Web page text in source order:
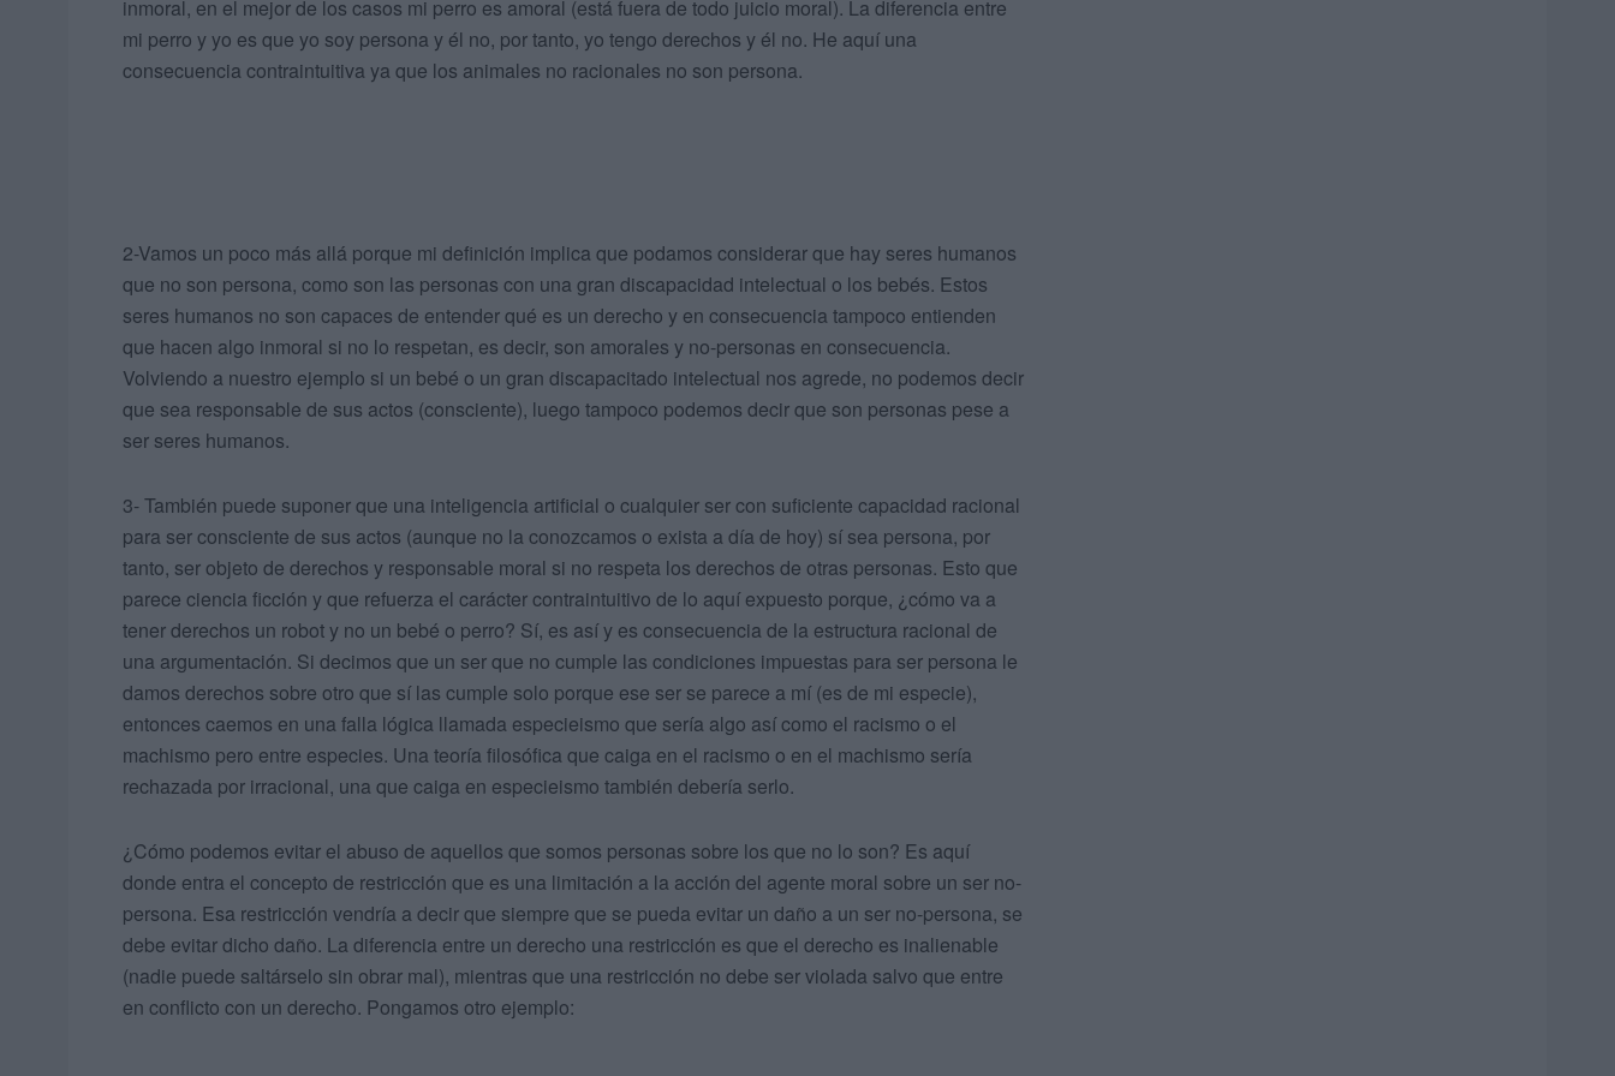
inmoral, en el mejor de los casos mi perro es amoral (está fuera de todo juicio moral). La diferencia entre
mi perro y yo es que yo soy persona y él no, por tanto, yo tengo derechos y él no. He aquí una
consecuencia contraintuitiva ya que los animales no racionales no son persona.
2-Vamos un poco más allá porque mi definición implica que podamos considerar que hay seres humanos
que no son persona, como son las personas con una gran discapacidad intelectual o los bebés. Estos
seres humanos no son capaces de entender qué es un derecho y en consecuencia tampoco entienden
que hacen algo inmoral si no lo respetan, es decir, son amorales y no-personas en consecuencia.
Volviendo a nuestro ejemplo si un bebé o un gran discapacitado intelectual nos agrede, no podemos decir
que sea responsable de sus actos (consciente), luego tampoco podemos decir que son personas pese a
ser seres humanos.
3- También puede suponer que una inteligencia artificial o cualquier ser con suficiente capacidad racional
para ser consciente de sus actos (aunque no la conozcamos o exista a día de hoy) sí sea persona, por
tanto, ser objeto de derechos y responsable moral si no respeta los derechos de otras personas. Esto que
parece ciencia ficción y que refuerza el carácter contraintuitivo de lo aquí expuesto porque, ¿cómo va a
tener derechos un robot y no un bebé o perro? Sí, es así y es consecuencia de la estructura racional de
una argumentación. Si decimos que un ser que no cumple las condiciones impuestas para ser persona le
damos derechos sobre otro que sí las cumple solo porque ese ser se parece a mí (es de mi especie),
entonces caemos en una falla lógica llamada especieismo que sería algo así como el racismo o el
machismo pero entre especies. Una teoría filosófica que caiga en el racismo o en el machismo sería
rechazada por irracional, una que caiga en especieismo también debería serlo.
¿Cómo podemos evitar el abuso de aquellos que somos personas sobre los que no lo son? Es aquí
donde entra el concepto de restricción que es una limitación a la acción del agente moral sobre un ser no-
persona. Esa restricción vendría a decir que siempre que se pueda evitar un daño a un ser no-persona, se
debe evitar dicho daño. La diferencia entre un derecho una restricción es que el derecho es inalienable
(nadie puede saltárselo sin obrar mal), mientras que una restricción no debe ser violada salvo que entre
en conflicto con un derecho. Pongamos otro ejemplo: